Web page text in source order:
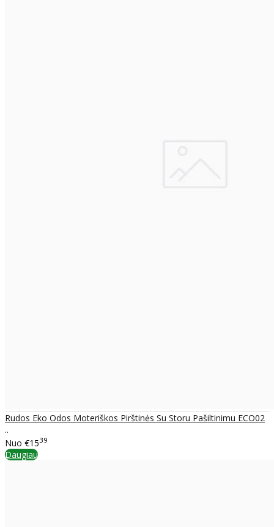
Rudos Eko Odos Moteriškos Pirštinės Su Storu Pašiltinimu ECO02
..
Nuo €1539
Daugiau